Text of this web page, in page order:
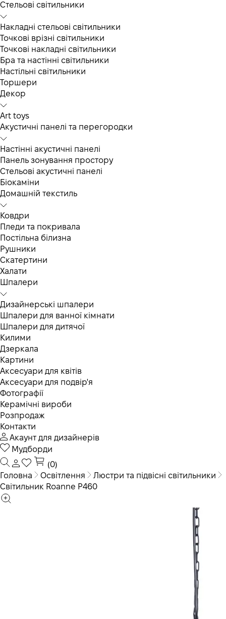
Cтельові світильники
Накладні стельові світильники
Точкові врізні світильники
Точкові накладні світильники
Бра та настінні світильники
Настільні світильники
Торшери
Декор
Art toys
Акустичні панелі та перегородки
Настінні акустичні панелі
Панель зонування простору
Стельові акустичні панелі
Біокаміни
Домашній текстиль
Ковдри
Пледи та покривала
Постільна білизна
Рушники
Скатертини
Халати
Шпалери
Дизайнерські шпалери
Шпалери для ванної кімнати
Шпалери для дитячої
Килими
Дзеркала
Картини
Аксесуари для квітів
Аксесуари для подвір'я
Фотографії
Керамічні вироби
Розпродаж
Контакти
Акаунт для дизайнерів
Мудборди
(0)
Головна
Освітлення
Люстри та підвісні світильники
Світильник Roanne P460